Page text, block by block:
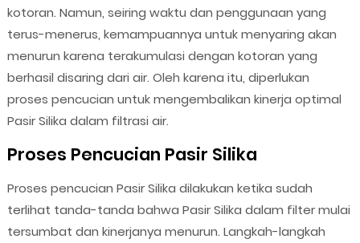
kotoran. Namun, seiring waktu dan penggunaan yang
terus-menerus, kemampuannya untuk menyaring akan
menurun karena terakumulasi dengan kotoran yang
berhasil disaring dari air. Oleh karena itu, diperlukan
proses pencucian untuk mengembalikan kinerja optimal
Pasir Silika dalam filtrasi air.
Proses Pencucian Pasir Silika
Proses pencucian Pasir Silika dilakukan ketika sudah
terlihat tanda-tanda bahwa Pasir Silika dalam filter mulai
tersumbat dan kinerjanya menurun. Langkah-langkah